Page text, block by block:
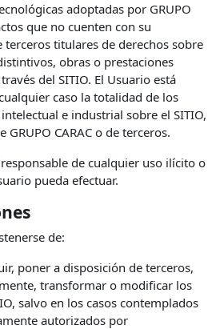
adoptadas por GRUPO
que no cuenten con su
titulares de derechos sobre
obras o prestaciones
del SITIO. El Usuario está
caso la totalidad de los
e industrial sobre el SITIO,
CARAC o de terceros.
responsable de cualquier uso ilícito o
pueda efectuar.
de:
poner a disposición de terceros,
transformar o modificar los
salvo en los casos contemplados
autorizados por